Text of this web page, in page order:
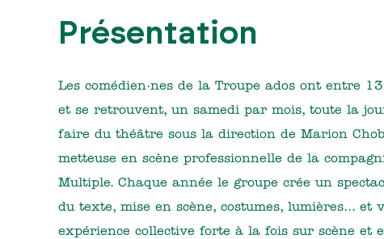
Présentation
Les comédien·nes de la Troupe ados ont entre
et se retrouvent, un samedi par mois, toute la
faire du théâtre sous la direction de Marion
metteuse en scène professionnelle de la
Multiple. Chaque année le groupe crée un
du texte, mise en scène, costumes, lumières... et
expérience collective forte à la fois sur scène et